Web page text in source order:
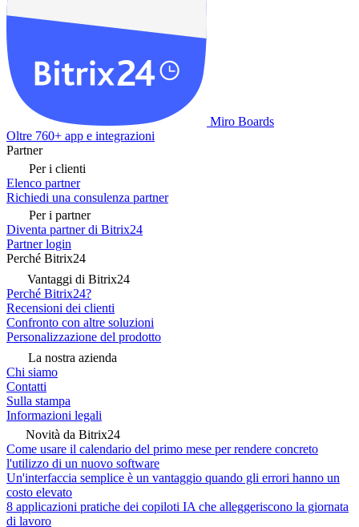
Miro Boards
Oltre 760+ app e integrazioni
Partner
Per i clienti
Elenco partner
Richiedi una consulenza partner
Per i partner
Diventa partner di Bitrix24
Partner login
Perché Bitrix24
Vantaggi di Bitrix24
Perché Bitrix24?
Recensioni dei clienti
Confronto con altre soluzioni
Personalizzazione del prodotto
La nostra azienda
Chi siamo
Contatti
Sulla stampa
Informazioni legali
Novità da Bitrix24
Come usare il calendario del primo mese per rendere concreto
l'utilizzo di un nuovo software
Un'interfaccia semplice è un vantaggio quando gli errori hanno un
costo elevato
8 applicazioni pratiche dei copiloti IA che alleggeriscono la giornata
di lavoro